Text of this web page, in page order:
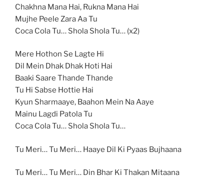
Chakhna Mana Hai, Rukna Mana Hai
Mujhe Peele Zara Aa Tu
Coca Cola Tu… Shola Shola Tu… (x2)
Mere Hothon Se Lagte Hi
Dil Mein Dhak Dhak Hoti Hai
Baaki Saare Thande Thande
Tu Hi Sabse Hottie Hai
Kyun Sharmaaye, Baahon Mein Na Aaye
Mainu Lagdi Patola Tu
Coca Cola Tu… Shola Shola Tu…
Tu Meri… Tu Meri… Haaye Dil Ki Pyaas Bujhaana
Tu Meri… Tu Meri… Din Bhar Ki Thakan Mitaana